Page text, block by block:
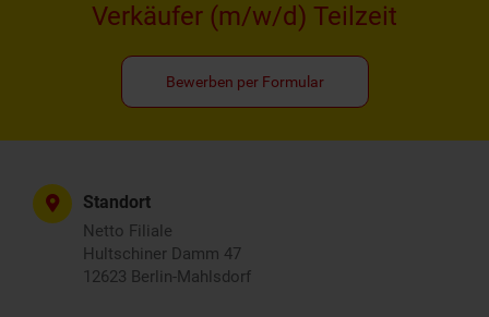
Verkäufer (m/w/d) Teilzeit
Bewerben per Formular
Standort
Netto Filiale
Hultschiner Damm 47
12623 Berlin-Mahlsdorf